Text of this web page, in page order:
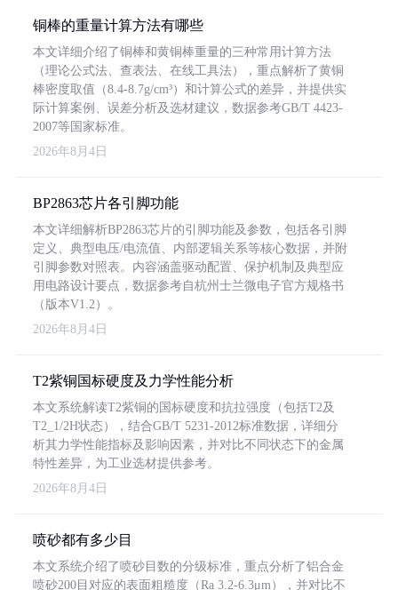
铜棒的重量计算方法有哪些
本文详细介绍了铜棒和黄铜棒重量的三种常用计算方法
（理论公式法、查表法、在线工具法），重点解析了黄铜
棒密度取值（8.4-8.7g/cm³）和计算公式的差异，并提供实
际计算案例、误差分析及选材建议，数据参考GB/T 4423-
2007等国家标准。
2026年8月4日
BP2863芯片各引脚功能
本文详细解析BP2863芯片的引脚功能及参数，包括各引脚
定义、典型电压/电流值、内部逻辑关系等核心数据，并附
引脚参数对照表。内容涵盖驱动配置、保护机制及典型应
用电路设计要点，数据参考自杭州士兰微电子官方规格书
（版本V1.2）。
2026年8月4日
T2紫铜国标硬度及力学性能分析
本文系统解读T2紫铜的国标硬度和抗拉强度（包括T2及
T2_1/2H状态），结合GB/T 5231-2012标准数据，详细分
析其力学性能指标及影响因素，并对比不同状态下的金属
特性差异，为工业选材提供参考。
2026年8月4日
喷砂都有多少目
本文系统介绍了喷砂目数的分级标准，重点分析了铝合金
喷砂200目对应的表面粗糙度（Ra 3.2-6.3μm），并对比不